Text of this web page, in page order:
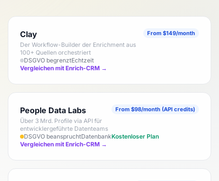
Clay
Der Workflow-Builder der Enrichment aus
100+ Quellen orchestriert
From $149/month
DSGVO begrenztEchtzeit
Vergleichen mit Enrich-CRM →
People Data Labs
Über 3 Mrd. Profile via API für
entwicklergeführte Datenteams
From $98/month (API credits)
DSGVO beanspruchtDatenbankKostenloser Plan
Vergleichen mit Enrich-CRM →